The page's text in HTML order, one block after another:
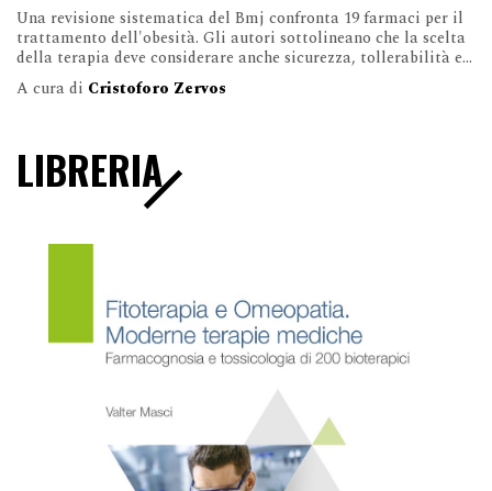
Una revisione sistematica del Bmj confronta 19 farmaci per il
trattamento dell'obesità. Gli autori sottolineano che la scelta
della terapia deve considerare anche sicurezza, tollerabilità e...
A cura di Cristoforo Zervos
LIBRERIA